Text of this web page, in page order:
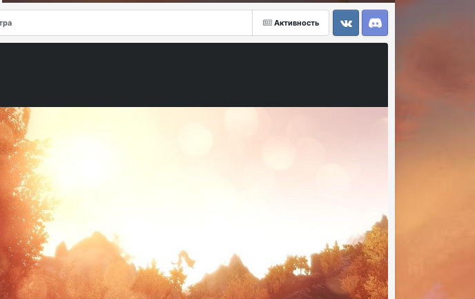
Активность
VK
Discord